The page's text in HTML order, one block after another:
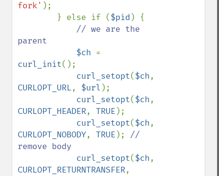
fork' );
        } else if (
$pid ) {
// we are the
parent
$ch
curl_init();
curl_setopt($ch
CURLOPT_URL, $url );
curl_setopt($ch
CURLOPT_HEADER, TRUE );
curl_setopt($ch
CURLOPT_NOBODY, TRUE ); //
remove body
curl_setopt($ch
CURLOPT_RETURNTRANSFER